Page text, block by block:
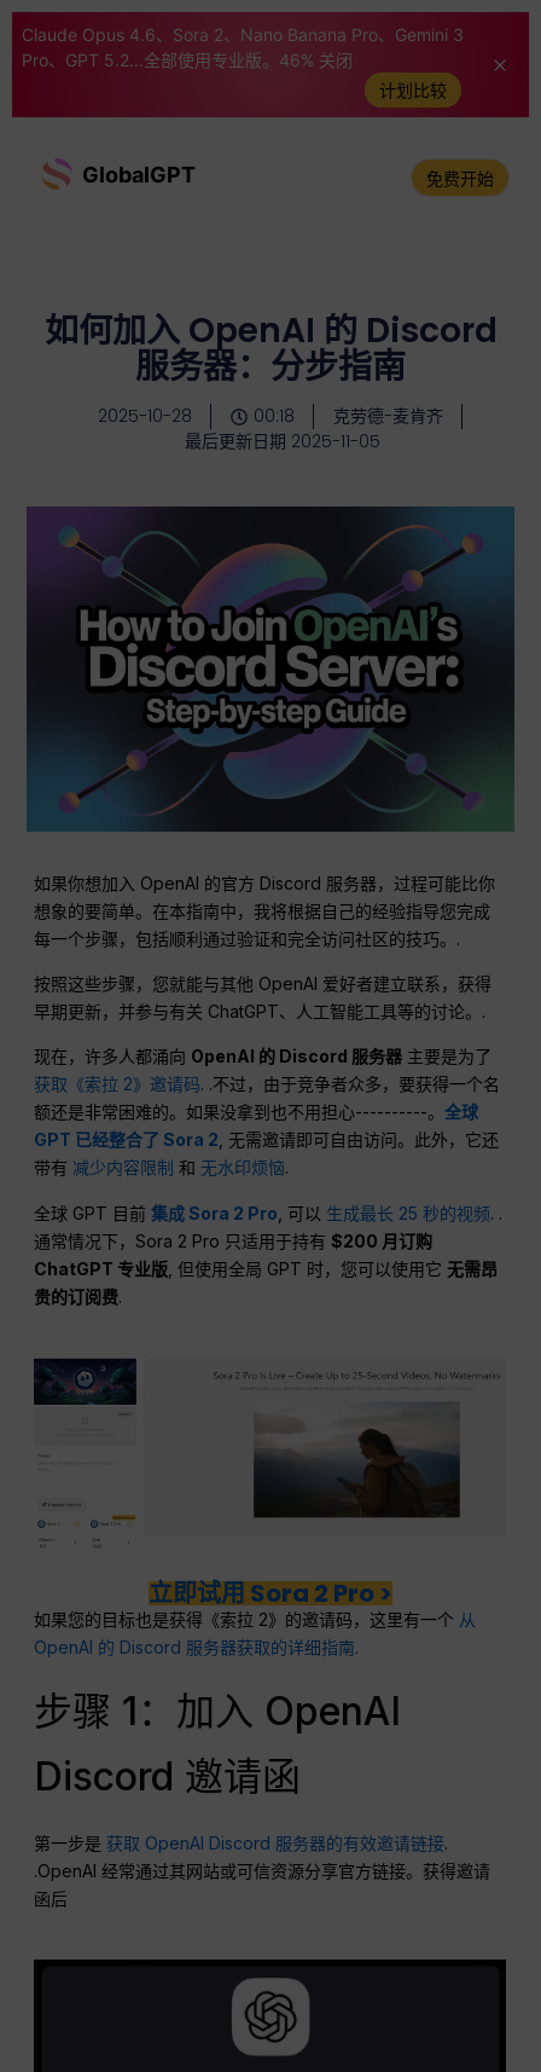
Claude Opus 4.6、Sora 2、Nano Banana Pro、Gemini 3
Pro、GPT 5.2...全部使用专业版。46% 关闭
计划比较
GlobalGPT 免费开始
如何加入 OpenAI 的 Discord
服务器：分步指南
2025-10-28 00:18
克劳德-麦肯齐
最后更新日期 2025-11-05
如果你想加入 OpenAI 的官方 Discord 服务器，过程可能比你
想象的要简单。在本指南中，我将根据自己的经验指导您完成
每一个步骤，包括顺利通过验证和完全访问社区的技巧。.
按照这些步骤，您就能与其他 OpenAI 爱好者建立联系，获得
早期更新，并参与有关 ChatGPT、人工智能工具等的讨论。.
现在，许多人都涌向 OpenAI 的 Discord 服务器 主要是为了
获取《索拉 2》邀请码. .不过，由于竞争者众多，要获得一个名
额还是非常困难的。如果没拿到也不用担心----------。全球
GPT 已经整合了 Sora 2, 无需邀请即可自由访问。此外，它还
带有 减少内容限制 和 无水印烦恼.
全球 GPT 目前集成 Sora 2 Pro , 可以 生成最长 25 秒的视频. .
通常情况下，Sora 2 Pro 只适用于持有$200 月订购
ChatGPT 专业版 , 但使用全局 GPT 时，您可以使用它 无需昂
贵的订阅费.
立即试用 Sora 2 Pro >
如果您的目标也是获得《索拉 2》的邀请码，这里有一个 从
OpenAI 的 Discord 服务器获取的详细指南.
步骤 1：加入 OpenAI
Discord 邀请函
第一步是 获取 OpenAI Discord 服务器的有效邀请链接.
.OpenAI 经常通过其网站或可信资源分享官方链接。获得邀请
函后